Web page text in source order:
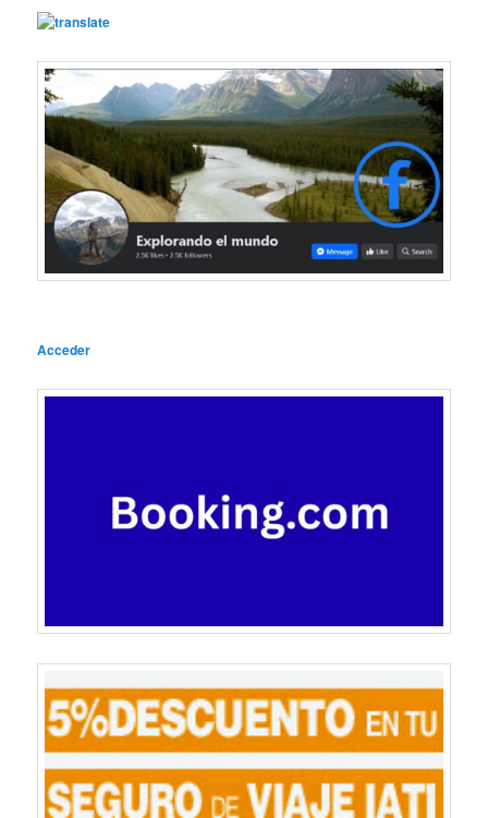
Acceder